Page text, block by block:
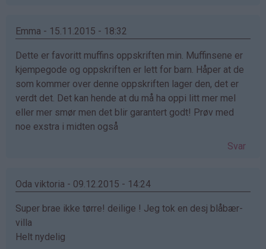
Emma - 15.11.2015 - 18:32
Dette er favoritt muffins oppskriften min. Muffinsene er
kjempegode og oppskriften er lett for barn. Håper at de
som kommer over denne oppskriften lager den, det er
verdt det. Det kan hende at du må ha oppi litt mer mel
eller mer smør men det blir garantert godt! Prøv med
noe exstra i midten også
Svar
Oda viktoria - 09.12.2015 - 14:24
Super brae ikke tørre! deilige ! Jeg tok en desj blåbær-
villa
Helt nydelig